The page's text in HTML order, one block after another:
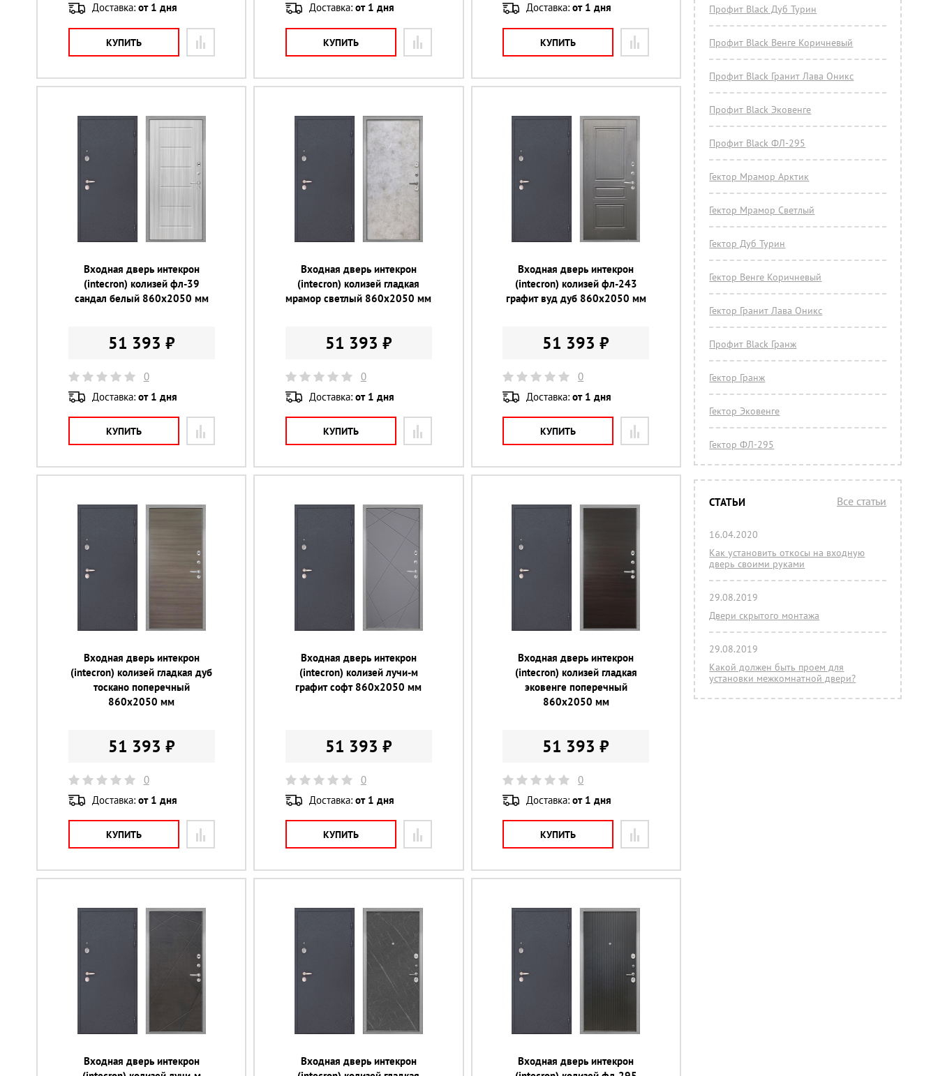
Доставка: от 1 дня
КУПИТЬ
Доставка: от 1 дня
КУПИТЬ
Доставка:от 1 дня
КУПИТЬ
Входная дверь интекрон
(intecron) колизей фл-39
сандал белый 860х2050 мм
51 393 ₽
0
Доставка: от 1 дня
КУПИТЬ
Входная дверь интекрон
(intecron) колизей гладкая
мрамор светлый 860х2050 мм
51 393 ₽
0
Доставка: от 1 дня
КУПИТЬ
Входная дверь интекрон
(intecron) колизей фл-243
графит вуд дуб 860х2050 мм
51 393 ₽
0
Доставка:от 1 дня
КУПИТЬ
Входная дверь интекрон
(intecron) колизей гладкая дуб
тоскано поперечный
860х2050 мм
51 393 ₽
0
Доставка: от 1 дня
КУПИТЬ
Входная дверь интекрон
(intecron) колизей лучи-м
графит софт 860х2050 мм
51 393 ₽
0
Доставка: от 1 дня
КУПИТЬ
Входная дверь интекрон
(intecron) колизей гладкая
эковенге поперечный
860х2050 мм
51 393 ₽
0
Доставка:от 1 дня
КУПИТЬ
Входная дверь интекрон
Входная дверь интекрон
Входная дверь интекрон
Профит Black Дуб Турин
Профит Black Венге Коричневый
Профит Black Гранит Лава Оникс
Профит Black Эковенге
Профит Black ФЛ-295
Гектор Мрамор Арктик
Гектор Мрамор Светлый
Гектор Дуб Турин
Гектор Венге Коричневый
Гектор Гранит Лава Оникс
Профит Black Гранж
Гектор Гранж
Гектор Эковенге
Гектор ФЛ-295
СТАТЬИ Все статьи
16.04.2020
Как установить откосы на входную
дверь своими руками
29.08.2019
Двери скрытого монтажа
29.08.2019
Какой должен быть проем для
установки межкомнатной двери?